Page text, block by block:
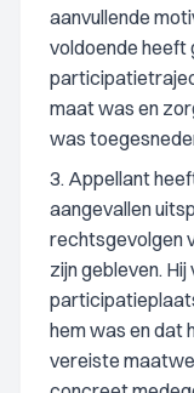
aanvullende
voldoende
maat was en
was
3. Appellant
aangevallen
rechtsgevolgen
zijn gebleven.
hem was en dat
vereiste